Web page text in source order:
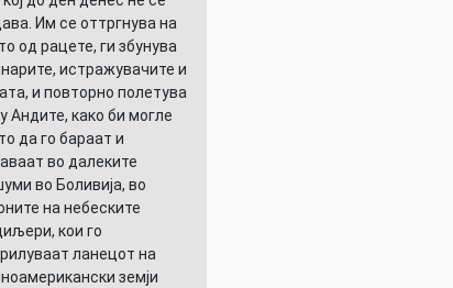
Им се оттргнува на
од рацете, ги збунува
истражувачите и
и повторно полетува
Андите, како би могле
да го бараат и
во далеките
во Боливија, во
на небеските
кои го
ланецот на
земји